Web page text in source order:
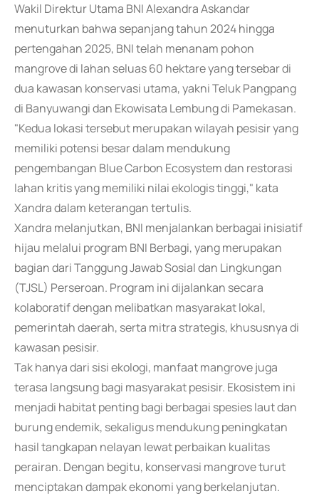
Wakil Direktur Utama BNI Alexandra Askandar
menuturkan bahwa sepanjang tahun 2024 hingga
pertengahan 2025, BNI telah menanam pohon
mangrove di lahan seluas 60 hektare yang tersebar di
dua kawasan konservasi utama, yakni Teluk Pangpang
di Banyuwangi dan Ekowisata Lembung di Pamekasan.
"Kedua lokasi tersebut merupakan wilayah pesisir yang
memiliki potensi besar dalam mendukung
pengembangan Blue Carbon Ecosystem dan restorasi
lahan kritis yang memiliki nilai ekologis tinggi," kata
Xandra dalam keterangan tertulis.
Xandra melanjutkan, BNI menjalankan berbagai inisiatif
hijau melalui program BNI Berbagi, yang merupakan
bagian dari Tanggung Jawab Sosial dan Lingkungan
(TJSL) Perseroan. Program ini dijalankan secara
kolaboratif dengan melibatkan masyarakat lokal,
pemerintah daerah, serta mitra strategis, khususnya di
kawasan pesisir.
Tak hanya dari sisi ekologi, manfaat mangrove juga
terasa langsung bagi masyarakat pesisir. Ekosistem ini
menjadi habitat penting bagi berbagai spesies laut dan
burung endemik, sekaligus mendukung peningkatan
hasil tangkapan nelayan lewat perbaikan kualitas
perairan. Dengan begitu, konservasi mangrove turut
menciptakan dampak ekonomi yang berkelanjutan.